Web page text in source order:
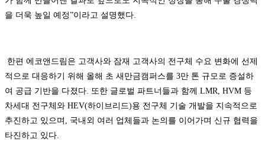
을 더욱 높일 예정”이라고 설명했다.
한편 에코앤드림은 고객사와 잠재 고객사의 전구체 수요 변화에 선제
적으로 대응하기 위해 올해 초 새만금캠퍼스를 3만 톤 규모로 증설하
여 공급 기반을 다졌다. 또한 글로벌 파트너들과 함께 LMR, HVM 등
차세대 전구체와 HEV(하이브리드)용 전구체 기술 개발을 지속적으로
추진하고 있으며, 국내외 여러 업체들과 논의를 이어가며 신규 협력을
타진하고 있다.